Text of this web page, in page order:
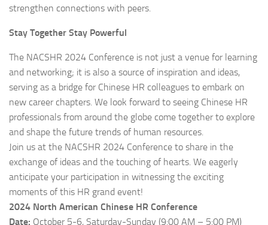
strengthen connections with peers.
Stay Together Stay Powerful
The NACSHR 2024 Conference is not just a venue for learning
and networking; it is also a source of inspiration and ideas,
serving as a bridge for Chinese HR colleagues to embark on
new career chapters. We look forward to seeing Chinese HR
professionals from around the globe come together to explore
and shape the future trends of human resources.
Join us at the NACSHR 2024 Conference to share in the
exchange of ideas and the touching of hearts. We eagerly
anticipate your participation in witnessing the exciting
moments of this HR grand event!
2024 North American Chinese HR Conference
Date: October 5-6, Saturday-Sunday (9:00 AM – 5:00 PM)